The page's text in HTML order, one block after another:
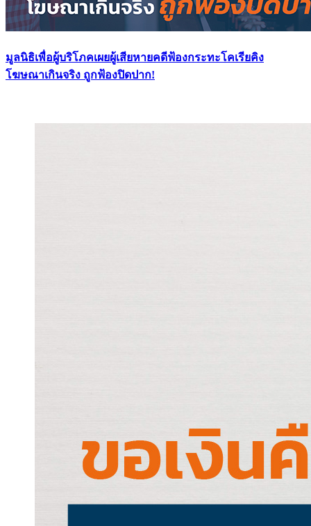
มูลนิธิเพื่อผู้บริโภคเผยผู้เสียหายคดีฟ้องกระทะโคเรียคิง
โฆษณาเกินจริง ถูกฟ้องปิดปาก!